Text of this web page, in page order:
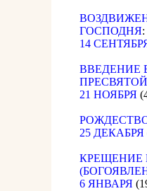
ГОСПОДНЯ:
14
ВВЕДЕНИЕ
21 НОЯБРЯ
25 ДЕКАБРЯ
КРЕЩЕНИЕ
6 ЯНВАРЯ